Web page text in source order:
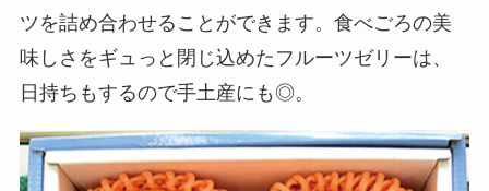
ツを詰め合わせることができます。食べごろの美
味しさをギュっと閉じ込めたフルーツゼリーは、
日持ちもするので手土産にも◎。